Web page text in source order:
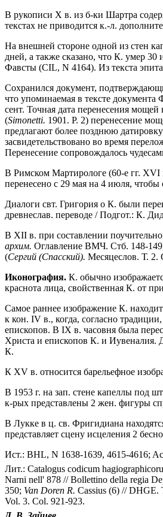
В рукописи X в. из б-ки Шартра
текстах не приводится к.-л.
На внешней стороне одной из стен
дней, а также сказано, что К. умер 30
Фавсты (CIL, N 4164). Из текста
Сохранился документ,
что упоминаемая в тексте
сент. Точная дата перенесения
(Simonetti. 1901. P. 2) перенесение
предлагают более позднюю
засвидетельствовано во время
Перенесение сопровождалось
В Римском Мартирологе (60-е гг. XVI
перенесено с 29 мая на 4 июля, чтобы
Диалоги свт. Григория о К. были
древнеслав. переводе / Подгот.: К.
В XII в. при составлении
архим. Оглавление ВМЧ. Стб. 148-
(Сергий (Спасский). Месяцеслов. Т. 2.
Иконография. К. обычно
краснота лица, свойственная К. от
Самое раннее изображение К.
к кон. IV в., когда, согласно
епископов. В IX в. часовня была
Христа и епископов К. и Иувеналия.
К.
К XV в. относится барельефное
В 1953 г. на зап. стене капеллы под
к-рых представлены 2 жен. фигуры
В Лукке в ц. св. Фригидиана
представляет сцену исцеления 2
Ист.: BHL, N 1638-1639, 4615-4616;
Лит.: Catalogus codicum
Narni nell' 878 // Bollettino della regia
350; Van Doren R. Cassius (6) // DHGE.
Vol. 3. Col. 921-923.